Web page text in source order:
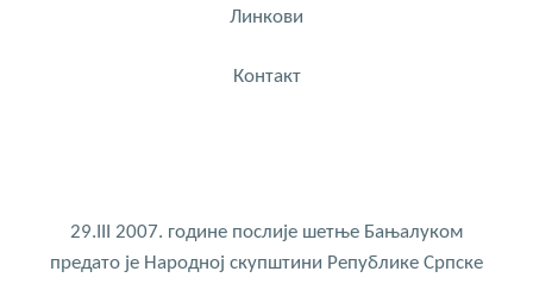
Линкови
Контакт
29.III 2007. године послије шетње Бањалуком
предато је Народној скупштини Републике Српске